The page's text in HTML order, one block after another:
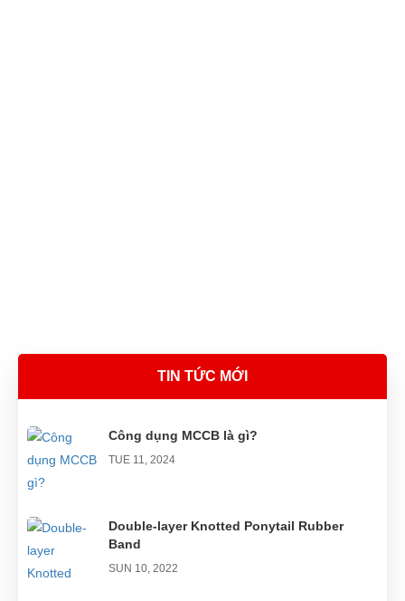
TIN TỨC MỚI
Công dụng MCCB là gì?
TUE 11, 2024
Double-layer Knotted Ponytail Rubber
Band
SUN 10, 2022